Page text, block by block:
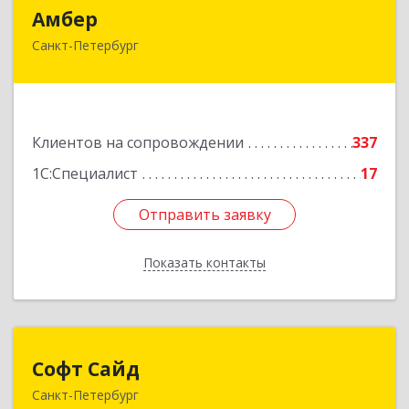
Амбер
Санкт-Петербург
Клиентов на сопровождении
337
1С:Специалист
17
Отправить заявку
Показать контакты
191119, Санкт-Петербург г, Правды ул, дом №
Отправить заявку
Назад
Софт Сайд
Санкт-Петербург
190020, Санкт-Петербург г, Рижский пр, дом №